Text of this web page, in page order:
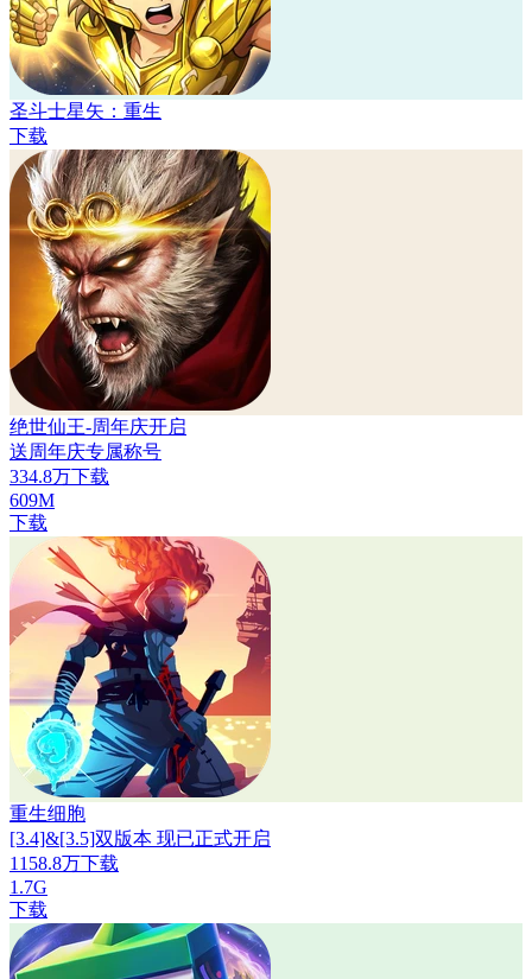
圣斗士星矢：重生
下载
绝世仙王-周年庆开启
送周年庆专属称号
334.8万下载
609M
下载
重生细胞
[3.4]&[3.5]双版本 现已正式开启
1158.8万下载
1.7G
下载